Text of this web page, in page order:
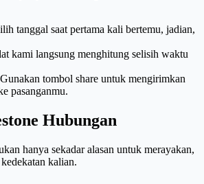
tanggal saat pertama kali bertemu, jadian,
kami langsung menghitung selisih waktu
Gunakan tombol share untuk mengirimkan
pasanganmu.
Hubungan
hanya sekadar alasan untuk merayakan,
kalian.